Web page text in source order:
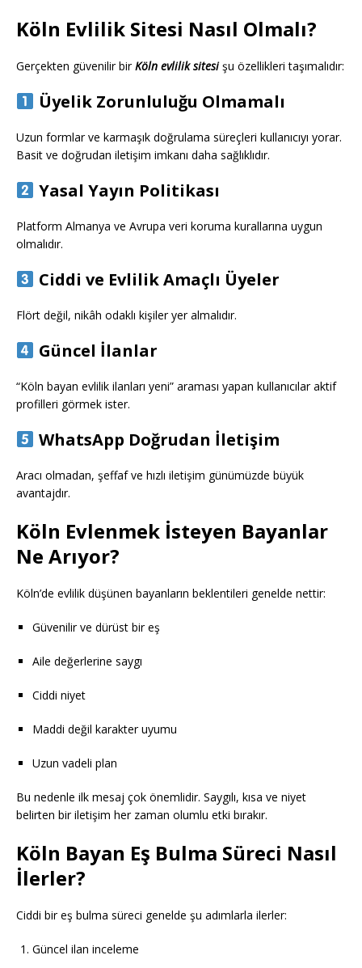
Köln Evlilik Sitesi Nasıl Olmalı?
Gerçekten güvenilir birKöln evlilik sitesi şu özellikleri taşımalıdır:
Üyelik Zorunluluğu Olmamalı
Uzun formlar ve karmaşık doğrulama süreçleri kullanıcıyı yorar.
Basit ve doğrudan iletişim imkanı daha sağlıklıdır.
Yasal Yayın Politikası
Platform Almanya ve Avrupa veri koruma kurallarına uygun
olmalıdır.
Ciddi ve Evlilik Amaçlı Üyeler
Flört değil, nikâh odaklı kişiler yer almalıdır.
Güncel İlanlar
“Köln bayan evlilik ilanları yeni” araması yapan kullanıcılar aktif
profilleri görmek ister.
WhatsApp Doğrudan İletişim
Aracı olmadan, şeffaf ve hızlı iletişim günümüzde büyük
avantajdır.
Köln Evlenmek İsteyen Bayanlar
Ne Arıyor?
Köln’de evlilik düşünen bayanların beklentileri genelde nettir:
Güvenilir ve dürüst bir eş
Aile değerlerine saygı
Ciddi niyet
Maddi değil karakter uyumu
Uzun vadeli plan
Bu nedenle ilk mesaj çok önemlidir. Saygılı, kısa ve niyet
belirten bir iletişim her zaman olumlu etki bırakır.
Köln Bayan Eş Bulma Süreci Nasıl
İlerler?
Ciddi bir eş bulma süreci genelde şu adımlarla ilerler:
Güncel ilan inceleme